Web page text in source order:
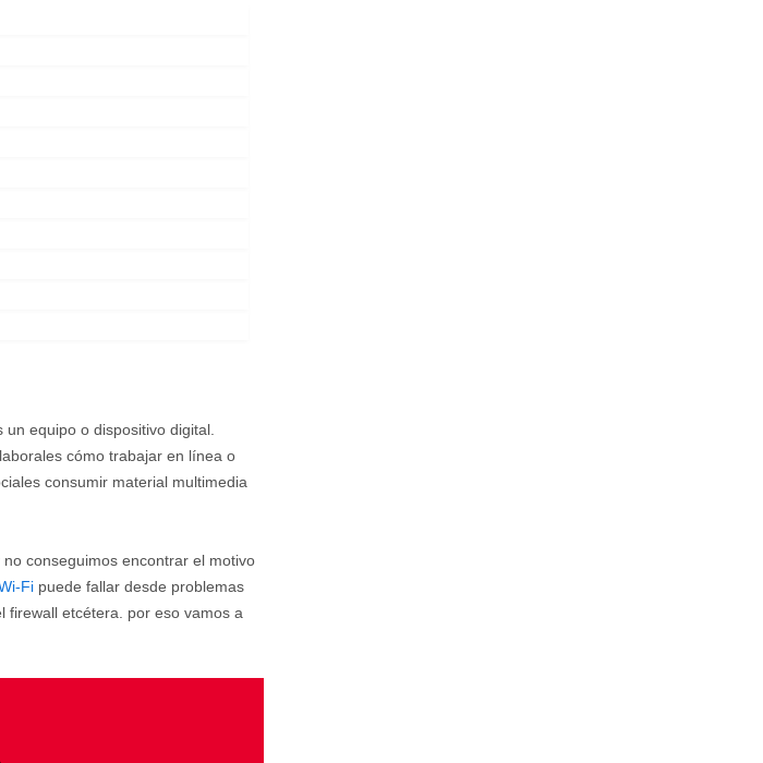
equipo o dispositivo digital.
cómo trabajar en línea o
consumir material multimedia
no conseguimos encontrar el motivo
Fi puede fallar desde problemas
firewall etcétera. por eso vamos a